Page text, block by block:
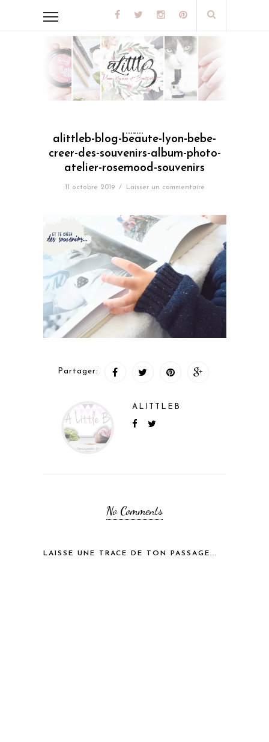
alittleb-blog-beaute-lyon-bebe-
creer-des-souvenirs-album-photo-
atelier-rosemood-souvenirs
11 octobre 2019 / Laisser un commentaire
Partager:
ALITTLEB
No Comments
LAISSE UNE TRACE DE TON PASSAGE...